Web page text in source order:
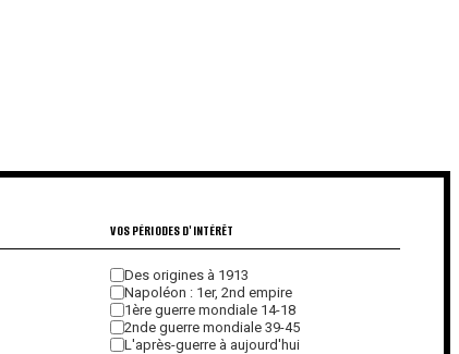
VOS PÉRIODES D'INTÉRÊT
Des origines à 1913
Napoléon : 1er, 2nd empire
1ère guerre mondiale 14-18
2nde guerre mondiale 39-45
L'après-guerre à aujourd'hui